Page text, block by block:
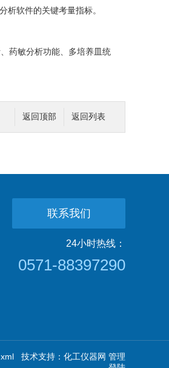
软件的关键考量指标。
药敏分析功能、多培养皿统
返回列表
返回顶部
联系我们
24小时热线：
0571-88397290
技术支持： 化工仪器网 管理